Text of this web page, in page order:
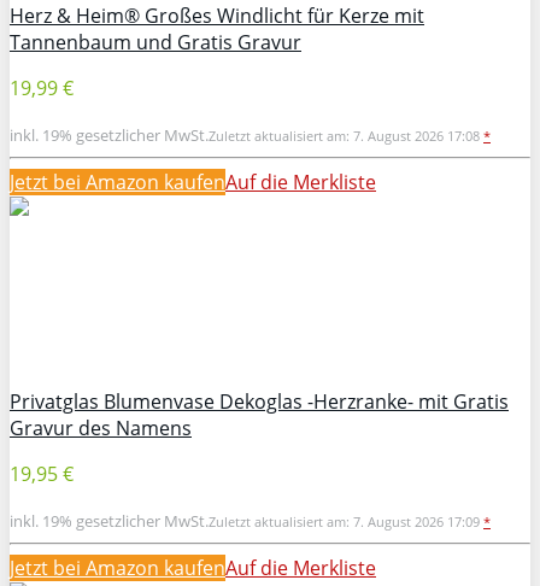
Herz & Heim® Großes Windlicht für Kerze mit
Tannenbaum und Gratis Gravur
19,99 €
inkl. 19% gesetzlicher MwSt.Zuletzt aktualisiert am: 7. August 2026 17:08 *
Jetzt bei Amazon kaufenAuf die Merkliste
Privatglas Blumenvase Dekoglas -Herzranke- mit Gratis
Gravur des Namens
19,95 €
inkl. 19% gesetzlicher MwSt.Zuletzt aktualisiert am: 7. August 2026 17:09 *
Jetzt bei Amazon kaufenAuf die Merkliste